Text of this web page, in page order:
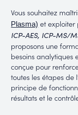
Vous souhaitez
Plasma) et exploiter
ICP-AES, ICP-MS/
proposons une
besoins analytiques
conçue pour
toutes les étapes de
principe de
résultats et le